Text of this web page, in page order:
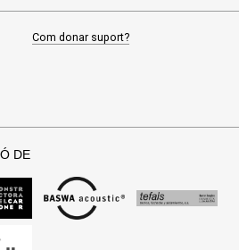
Com donar suport?
DE